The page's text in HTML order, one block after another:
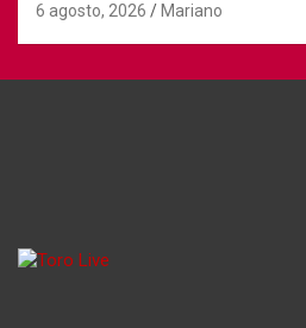
6 agosto, 2026 Mariano